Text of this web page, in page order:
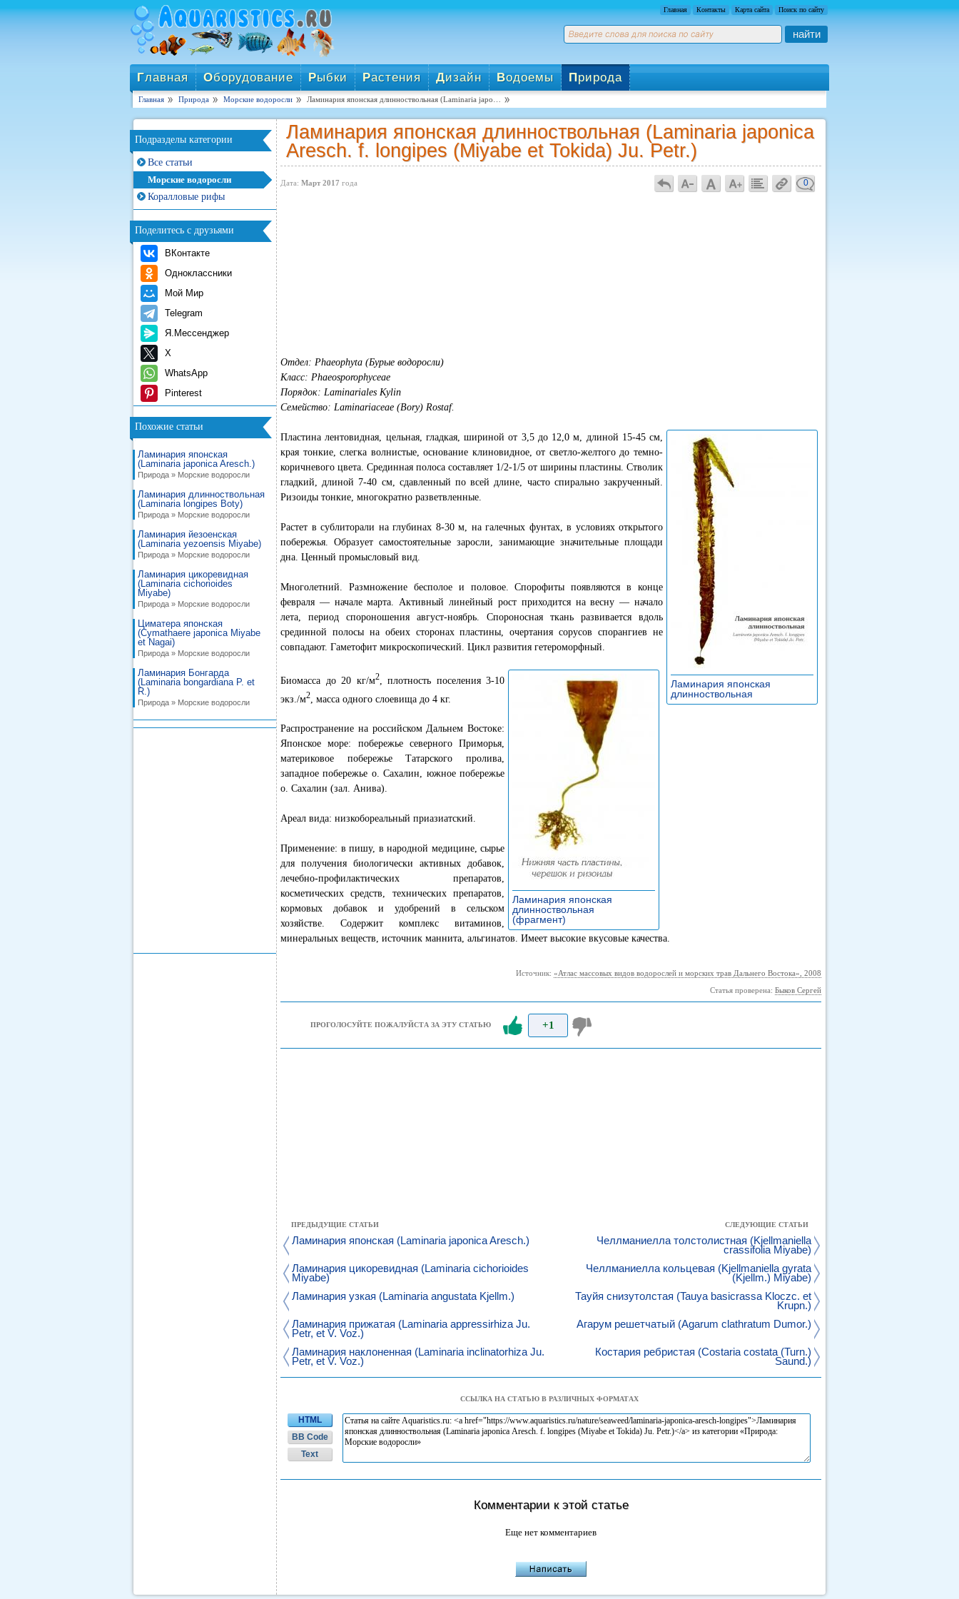
Главная Контакты Карта сайта Поиск по сайту
найти
Главная Оборудование Рыбки Растения Дизайн Водоемы Природа
Главная Природа Морские водоросли Ламинария японская длинноствольная (Laminaria japo…
Подразделы категории
Все статьи
Морские водоросли
Коралловые рифы
Поделитесь с друзьями
ВКонтакте
Одноклассники
Мой Мир
Telegram
Я.Мессенджер
X
WhatsApp
Pinterest
Похожие статьи
Ламинария японская
(Laminaria japonica Aresch.)
Природа » Морские водоросли
Ламинария длинноствольная
(Laminaria longipes Boty)
Природа » Морские водоросли
Ламинария йезоенская
(Laminaria yezoensis Miyabe)
Природа » Морские водоросли
Ламинария цикоревидная
(Laminaria cichorioides
Miyabe)
Природа » Морские водоросли
Циматера японская
(Cymathaere japonica Miyabe
et Nagai)
Природа » Морские водоросли
Ламинария Бонгарда
(Laminaria bongardiana P. et
R.)
Природа » Морские водоросли
Ламинария японская длинноствольная (Laminaria japonica
Aresch. f. longipes (Miyabe et Tokida) Ju. Petr.)
Дата: Март 2017 года 0
Отдел: Phaeophyta (Бурые водоросли)
Класс: Phaeosporophyceae
Порядок: Laminariales Kylin
Семейство: Laminariaceae (Bory) Rostaf.
Ламинария японская
длинноствольная
Пластина лентовидная, цельная, гладкая, шириной от 3,5 до 12,0 м, длиной 15-45 см,
края тонкие, слегка волнистые, основание клиновидное, от светло-желтого до темно-
коричневого цвета. Срединная полоса составляет 1/2-1/5 от ширины пластины. Стволик
гладкий, длиной 7-40 см, сдавленный по всей длине, часто спирально закрученный.
Ризоиды тонкие, многократно разветвленные.
Растет в сублиторали на глубинах 8-30 м, на галечных фунтах, в условиях открытого
побережья. Образует самостоятельные заросли, занимающие значительные площади
дна. Ценный промысловый вид.
Многолетний. Размножение бесполое и половое. Спорофиты появляются в конце
февраля — начале марта. Активный линейный рост приходится на весну — начало
лета, период спороношения август-ноябрь. Спороносная ткань развивается вдоль
срединной полосы на обеих сторонах пластины, очертания сорусов спорангиев не
совпадают. Гаметофит микроскопический. Цикл развития гетероморфный.
Ламинария японская
длинноствольная
(фрагмент)
Биомасса до 20 кг/м2, плотность поселения 3-10
экз./м2 , масса одного слоевища до 4 кг.
Распространение на российском Дальнем Востоке:
Японское море: побережье северного Приморья,
материковое побережье Татарского пролива,
западное побережье о. Сахалин, южное побережье
о. Сахалин (зал. Анива).
Ареал вида: низкобореальный приазиатский.
Применение: в пишу, в народной медицине, сырье
для получения биологически активных добавок,
лечебно-профилактических препаратов,
косметических средств, технических препаратов,
кормовых добавок и удобрений в сельском
хозяйстве. Содержит комплекс витаминов,
минеральных веществ, источник маннита, альгинатов. Имеет высокие вкусовые качества.
Источник: «Атлас массовых видов водорослей и морских трав Дальнего Востока», 2008
Статья проверена: Быков Сергей
ПРОГОЛОСУЙТЕ ПОЖАЛУЙСТА ЗА ЭТУ СТАТЬЮ +1
ПРЕДЫДУЩИЕ СТАТЬИ
Ламинария японская (Laminaria japonica Aresch.)
Ламинария цикоревидная (Laminaria cichorioides
Miyabe)
Ламинария узкая (Laminaria angustata Kjellm.)
Ламинария прижатая (Laminaria appressirhiza Ju.
Petr, et V. Voz.)
Ламинария наклоненная (Laminaria inclinatorhiza Ju.
Petr, et V. Voz.)
СЛЕДУЮЩИЕ СТАТЬИ
Челлманиелла толстолистная (Kjellmaniella
crassifolia Miyabe)
Челлманиелла кольцевая (Kjellmaniella gyrata
(Kjellm.) Miyabe)
Тауйя снизутолстая (Tauya basicrassa Kloczc. et
Krupn.)
Агарум решетчатый (Agarum clathratum Dumor.)
Костария ребристая (Costaria costata (Turn.)
Saund.)
ССЫЛКА НА СТАТЬЮ В РАЗЛИЧНЫХ ФОРМАТАХ
HTML
BB Code
Text
Комментарии к этой статье
Еще нет комментариев